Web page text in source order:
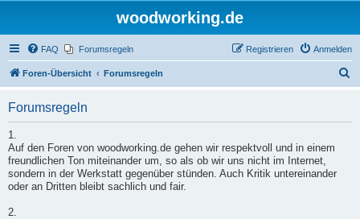
woodworking.de
FAQ Forumsregeln Anmelden
Registrieren
Foren-Übersicht Forumsregeln
Forumsregeln
1.
Auf den Foren von woodworking.de gehen wir respektvoll und in einem
freundlichen Ton miteinander um, so als ob wir uns nicht im Internet,
sondern in der Werkstatt gegenüber stünden. Auch Kritik untereinander
oder an Dritten bleibt sachlich und fair.
2.